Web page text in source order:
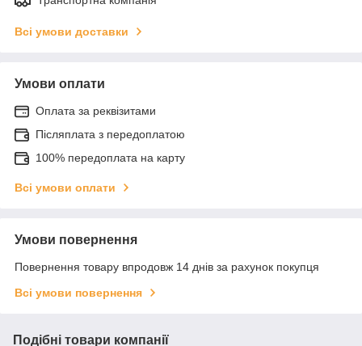
Всі умови доставки
Умови оплати
Оплата за реквізитами
Післяплата з передоплатою
100% передоплата на карту
Всі умови оплати
Умови повернення
Повернення товару впродовж 14 днів за рахунок покупця
Всі умови повернення
Подібні товари компанії